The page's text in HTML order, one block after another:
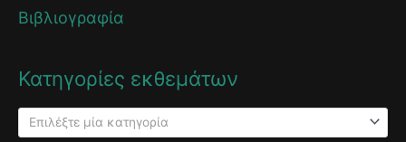
Βιβλιογραφία
Κατηγορίες εκθεμάτων
Επιλέξτε μία κατηγορία